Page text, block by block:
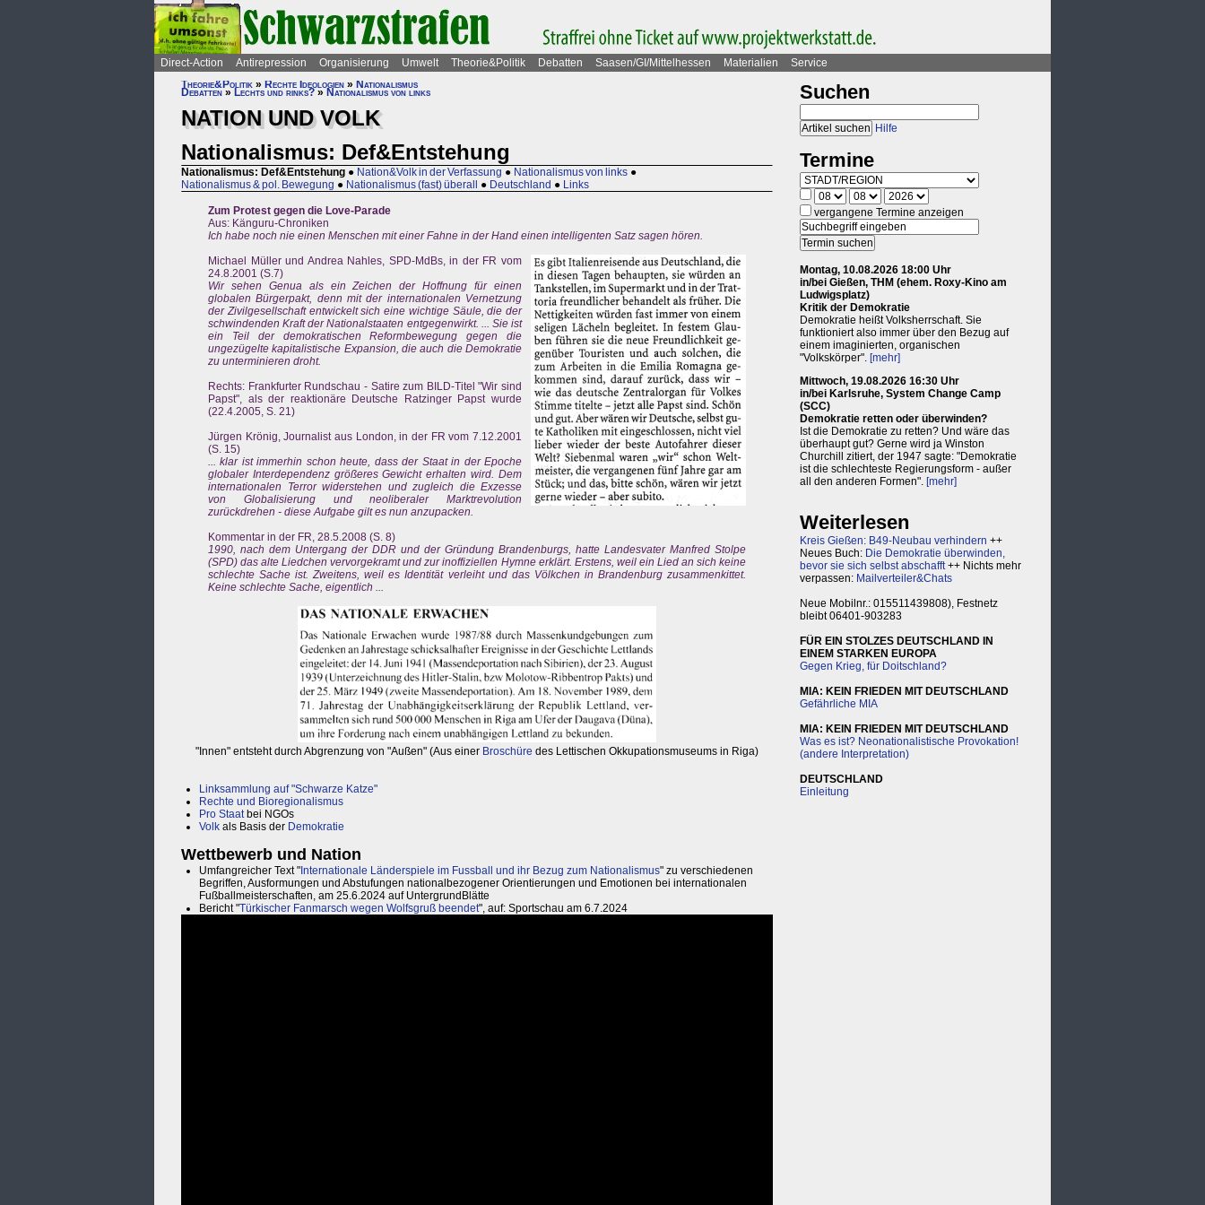
Direct-Action Antirepression Organisierung Umwelt Theorie&Politik Debatten Saasen/GI/Mittelhessen Materialien
Service
Theorie&Politik » Rechte Ideologien » Nationalismus
Debatten » Lechts und rinks? » Nationalismus von links
NATION UND VOLK
Nationalismus: Def&Entstehung
Nationalismus: Def&Entstehung ● Nation&Volk in der Verfassung ● Nationalismus von links ●
Nationalismus & pol. Bewegung ● Nationalismus (fast) überall ● Deutschland ● Links
Zum Protest gegen die Love-Parade
Aus: Känguru-Chroniken
Ich habe noch nie einen Menschen mit einer Fahne in der Hand einen intelligenten Satz sagen hören.
Michael Müller und Andrea Nahles, SPD-MdBs, in der FR vom
24.8.2001 (S.7)
Wir sehen Genua als ein Zeichen der Hoffnung für einen
globalen Bürgerpakt, denn mit der internationalen Vernetzung
der Zivilgesellschaft entwickelt sich eine wichtige Säule, die der
schwindenden Kraft der Nationalstaaten entgegenwirkt. ... Sie ist
ein Teil der demokratischen Reformbewegung gegen die
ungezügelte kapitalistische Expansion, die auch die Demokratie
zu unterminieren droht.
Rechts: Frankfurter Rundschau - Satire zum BILD-Titel "Wir sind
Papst", als der reaktionäre Deutsche Ratzinger Papst wurde
(22.4.2005, S. 21)
Jürgen Krönig, Journalist aus London, in der FR vom 7.12.2001
(S. 15)
... klar ist immerhin schon heute, dass der Staat in der Epoche
globaler Interdependenz größeres Gewicht erhalten wird. Dem
internationalen Terror widerstehen und zugleich die Exzesse
von Globalisierung und neoliberaler Marktrevolution
zurückdrehen - diese Aufgabe gilt es nun anzupacken.
Kommentar in der FR, 28.5.2008 (S. 8)
1990, nach dem Untergang der DDR und der Gründung Brandenburgs, hatte Landesvater Manfred Stolpe
(SPD) das alte Liedchen vervorgekramt und zur inoffiziellen Hymne erklärt. Erstens, weil ein Lied an sich keine
schlechte Sache ist. Zweitens, weil es Identität verleiht und das Völkchen in Brandenburg zusammenkittet.
Keine schlechte Sache, eigentlich ...
"Innen" entsteht durch Abgrenzung von "Außen" (Aus einer Broschüre des Lettischen Okkupationsmuseums in Riga)
Linksammlung auf "Schwarze Katze"
Rechte und Bioregionalismus
Pro Staatbei NGOs
Volk als Basis der Demokratie
Wettbewerb und Nation
Umfangreicher Text " Internationale Länderspiele im Fussball und ihr Bezug zum Nationalismus" zu verschiedenen
Begriffen, Ausformungen und Abstufungen nationalbezogener Orientierungen und Emotionen bei internationalen
Fußballmeisterschaften, am 25.6.2024 auf UntergrundBlätte
Bericht "Türkischer Fanmarsch wegen Wolfsgruß beendet", auf: Sportschau am 6.7.2024
Suchen
Hilfe
Termine
vergangene Termine anzeigen
Montag, 10.08.2026 18:00 Uhr
in/bei Gießen, THM (ehem. Roxy-Kino am
Ludwigsplatz)
Kritik der Demokratie
Demokratie heißt Volksherrschaft. Sie
funktioniert also immer über den Bezug auf
einem imaginierten, organischen
"Volkskörper". [mehr]
Mittwoch, 19.08.2026 16:30 Uhr
in/bei Karlsruhe, System Change Camp
(SCC)
Demokratie retten oder überwinden?
Ist die Demokratie zu retten? Und wäre das
überhaupt gut? Gerne wird ja Winston
Churchill zitiert, der 1947 sagte: "Demokratie
ist die schlechteste Regierungsform - außer
all den anderen Formen". [mehr]
Weiterlesen
Kreis Gießen: B49-Neubau verhindern ++
Neues Buch: Die Demokratie überwinden,
bevor sie sich selbst abschafft++ Nichts mehr
verpassen: Mailverteiler&Chats
Neue Mobilnr.: 015511439808), Festnetz
bleibt 06401-903283
FÜR EIN STOLZES DEUTSCHLAND IN
EINEM STARKEN EUROPA
Gegen Krieg, für Doitschland?
MIA: KEIN FRIEDEN MIT DEUTSCHLAND
Gefährliche MIA
MIA: KEIN FRIEDEN MIT DEUTSCHLAND
Was es ist? Neonationalistische Provokation!
(andere Interpretation)
DEUTSCHLAND
Einleitung